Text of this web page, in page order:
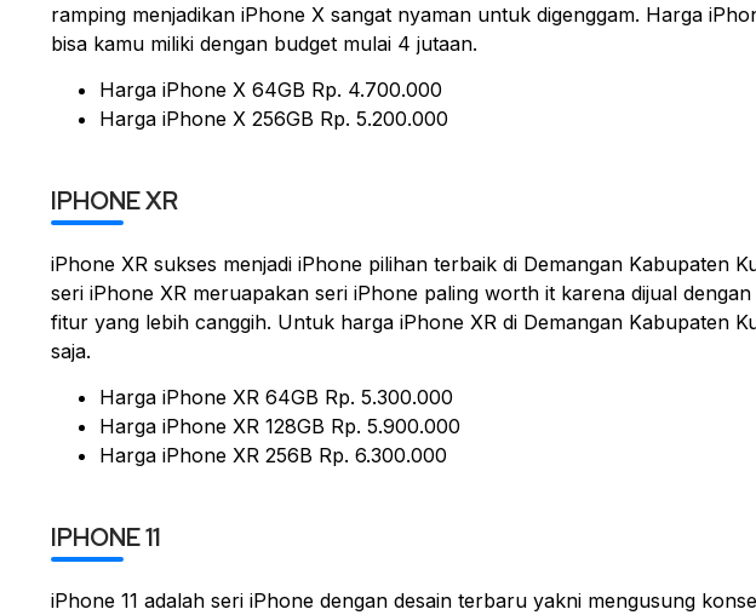
ramping menjadikan iPhone X sangat nyaman untuk digenggam. Harga
bisa kamu miliki dengan budget mulai 4 jutaan.
Harga iPhone X 64GB Rp. 4.700.000
Harga iPhone X 256GB Rp. 5.200.000
IPHONE XR
iPhone XR sukses menjadi iPhone pilihan terbaik di Demangan Kabupaten
seri iPhone XR meruapakan seri iPhone paling worth it karena dijual
fitur yang lebih canggih. Untuk harga iPhone XR di Demangan Kabupaten
saja.
Harga iPhone XR 64GB Rp. 5.300.000
Harga iPhone XR 128GB Rp. 5.900.000
Harga iPhone XR 256B Rp. 6.300.000
IPHONE 11
iPhone 11 adalah seri iPhone dengan desain terbaru yakni mengusung